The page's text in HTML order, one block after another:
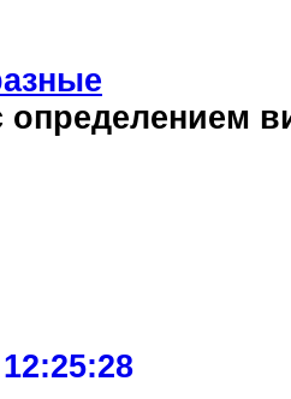
определением